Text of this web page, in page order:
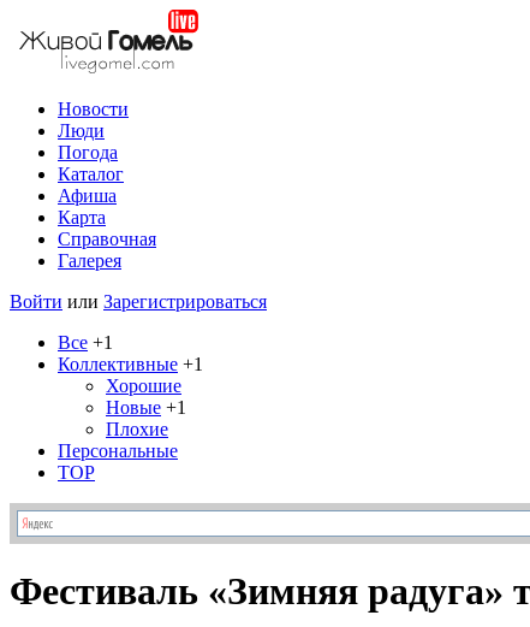
Новости
Люди
Погода
Каталог
Афиша
Карта
Справочная
Галерея
Войти или Зарегистрироваться
Все +1
Коллективные +1
Хорошие
Новые +1
Плохие
Персональные
TOP
Фестиваль «Зимняя радуга»